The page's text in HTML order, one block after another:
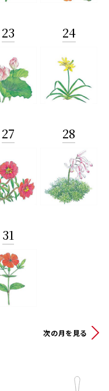
23 24
27 28
31
次の月を見る